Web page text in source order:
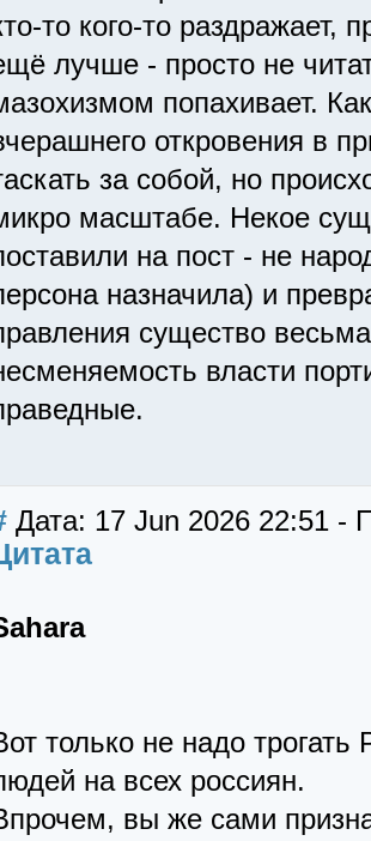
то кого-то
лучше - просто не
попахивает.
откровения в
за собой, но
масштабе. Некое
на пост - не
назначила) и
существо
власти
Дата: 17 Jun 2026 22:51 -
только не надо
на всех россиян.
вы же сами